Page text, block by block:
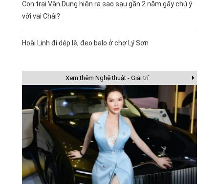
Con trai Vân Dung hiện ra sao sau gần 2 năm gây chú ý
với vai Chải?
Hoài Linh đi dép lê, đeo balo ở chợ Lý Sơn
Xem thêm Nghệ thuật - Giải trí